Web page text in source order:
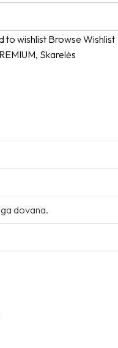
to wishlist Browse Wishlist
, Skarelės
dovana.